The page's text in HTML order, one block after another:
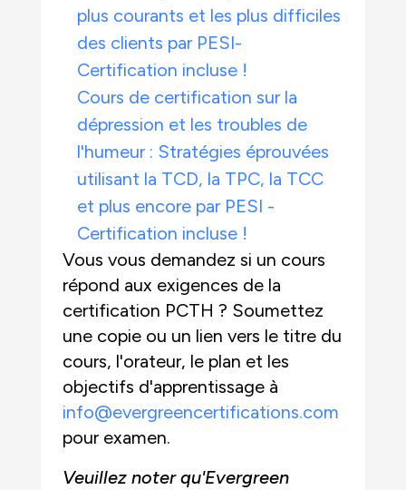
plus courants et les plus difficiles
des clients par PESI-
Certification incluse !
Cours de certification sur la
dépression et les troubles de
l'humeur : Stratégies éprouvées
utilisant la TCD, la TPC, la TCC
et plus encore par PESI -
Certification incluse !
Vous vous demandez si un cours
répond aux exigences de la
certification PCTH ? Soumettez
une copie ou un lien vers le titre du
cours, l'orateur, le plan et les
objectifs d'apprentissage à
info@evergreencertifications.com
pour examen.
Veuillez noter qu'Evergreen